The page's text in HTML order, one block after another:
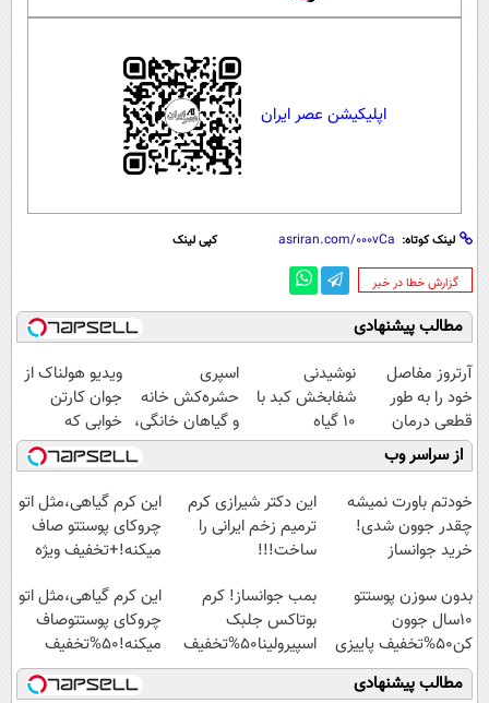
اپلیکیشن عصر ایران
لینک کوتاه: کپی لینک
‌گزارش خطا در خبر
مطالب پیشنهادی
آرتروز مفاصل
خود را به طور
قطعی درمان
کنید!
◗پرسش‌نامه◖
نوشیدنی
شفابخش کبد با
10 گیاه
موثر(تخفیف تا
امشب)
اسپری
حشره‌کش خانه
و گیاهان خانگی،
نابودکننده انواع
حشرات خانگی و
آفات
ویدیو هولناک از
جوان کارتن
خوابی که
میلیاردر شد.
آموزش رایگان
از سراسر وب
خودتم باورت نمیشه
چقدر جوون شدی!
خرید جوانساز
ویژه
این دکتر شیرازی کرم
ترمیم زخم ایرانی را
ساخت!!!
این کرم گیاهی،مثل اتو
چروکای پوستتو صاف
میکنه!+تخفیف ویژه
بدون سوزن پوستتو
10سال جوون
کن50%تخفیف پاییزی
بمب جوانساز! کرم
بوتاکس جلبک
اسپیرولینا50%تخفیف
این کرم گیاهی،مثل اتو
چروکای پوستتوصاف
میکنه!50%تخفیف
مطالب پیشنهادی